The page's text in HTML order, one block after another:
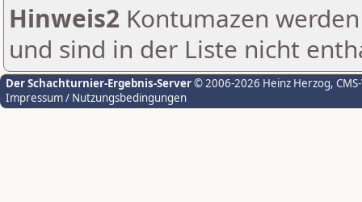
Hinweis2 Kontumazen
und sind in der Liste nicht
Der Schachturnier-Ergebnis-Server© 2006-2026 Heinz Herzog,
Impressum / Nutzungsbedingungen